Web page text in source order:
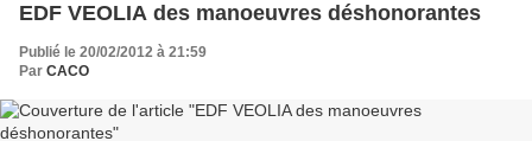
EDF VEOLIA des manoeuvres déshonorantes
Publié le 20/02/2012 à 21:59
Par CACO